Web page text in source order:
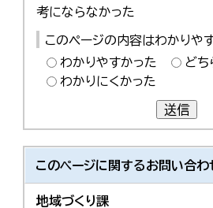
考にならなかった
このページの内容はわかりや
わかりやすかった
どち
わかりにくかった
送信
このページに関するお問い合わ
地域づくり課